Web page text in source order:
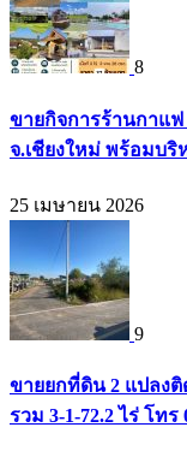
8
ขายกิจการร้านกาแฟ
จ.เชียงใหม่ พร้อมบริ
25 เมษายน 2026
9
ขายยกที่ดิน 2 แปลงติ
รวม 3-1-72.2 ไร่ โทร